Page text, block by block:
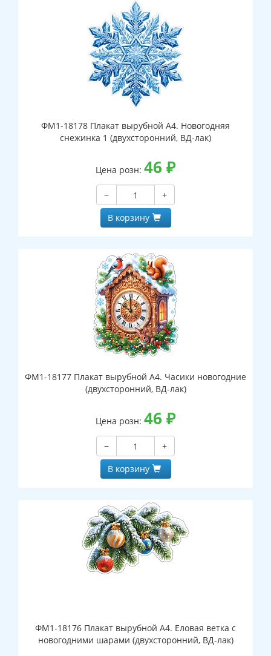
ФМ1-18178 Плакат вырубной А4. Новогодняя
снежинка 1 (двухсторонний, ВД-лак)
Цена розн: 46 ₽
−
+
В корзину
ФМ1-18177 Плакат вырубной А4. Часики новогодние
(двухсторонний, ВД-лак)
Цена розн: 46 ₽
−
+
В корзину
ФМ1-18176 Плакат вырубной А4. Еловая ветка с
новогодними шарами (двухсторонний, ВД-лак)